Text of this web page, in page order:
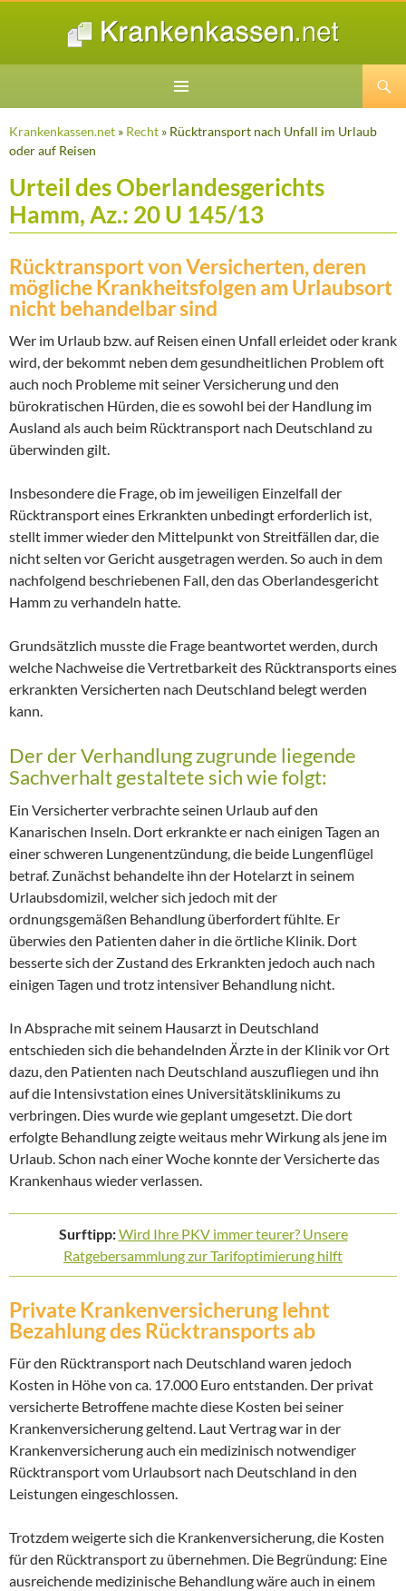
SPRINGEN
Krankenkassen.net » Recht » Rücktransport nach Unfall im Urlaub
oder auf Reisen
Urteil des Oberlandesgerichts
Hamm, Az.: 20 U 145/13
Rücktransport von Versicherten, deren
mögliche Krankheitsfolgen am Urlaubsort
nicht behandelbar sind
Wer im Urlaub bzw. auf Reisen einen Unfall erleidet oder krank
wird, der bekommt neben dem gesundheitlichen Problem oft
auch noch Probleme mit seiner Versicherung und den
bürokratischen Hürden, die es sowohl bei der Handlung im
Ausland als auch beim Rücktransport nach Deutschland zu
überwinden gilt.
Insbesondere die Frage, ob im jeweiligen Einzelfall der
Rücktransport eines Erkrankten unbedingt erforderlich ist,
stellt immer wieder den Mittelpunkt von Streitfällen dar, die
nicht selten vor Gericht ausgetragen werden. So auch in dem
nachfolgend beschriebenen Fall, den das Oberlandesgericht
Hamm zu verhandeln hatte.
Grundsätzlich musste die Frage beantwortet werden, durch
welche Nachweise die Vertretbarkeit des Rücktransports eines
erkrankten Versicherten nach Deutschland belegt werden
kann.
Der der Verhandlung zugrunde liegende
Sachverhalt gestaltete sich wie folgt:
Ein Versicherter verbrachte seinen Urlaub auf den
Kanarischen Inseln. Dort erkrankte er nach einigen Tagen an
einer schweren Lungenentzündung, die beide Lungenflügel
betraf. Zunächst behandelte ihn der Hotelarzt in seinem
Urlaubsdomizil, welcher sich jedoch mit der
ordnungsgemäßen Behandlung überfordert fühlte. Er
überwies den Patienten daher in die örtliche Klinik. Dort
besserte sich der Zustand des Erkrankten jedoch auch nach
einigen Tagen und trotz intensiver Behandlung nicht.
In Absprache mit seinem Hausarzt in Deutschland
entschieden sich die behandelnden Ärzte in der Klinik vor Ort
dazu, den Patienten nach Deutschland auszufliegen und ihn
auf die Intensivstation eines Universitätsklinikums zu
verbringen. Dies wurde wie geplant umgesetzt. Die dort
erfolgte Behandlung zeigte weitaus mehr Wirkung als jene im
Urlaub. Schon nach einer Woche konnte der Versicherte das
Krankenhaus wieder verlassen.
Surftipp:Wird Ihre PKV immer teurer? Unsere
Ratgebersammlung zur Tarifoptimierung hilft
Private Krankenversicherung lehnt
Bezahlung des Rücktransports ab
Für den Rücktransport nach Deutschland waren jedoch
Kosten in Höhe von ca. 17.000 Euro entstanden. Der privat
versicherte Betroffene machte diese Kosten bei seiner
Krankenversicherung geltend. Laut Vertrag war in der
Krankenversicherung auch ein medizinisch notwendiger
Rücktransport vom Urlaubsort nach Deutschland in den
Leistungen eingeschlossen.
Trotzdem weigerte sich die Krankenversicherung, die Kosten
für den Rücktransport zu übernehmen. Die Begründung: Eine
ausreichende medizinische Behandlung wäre auch in einem